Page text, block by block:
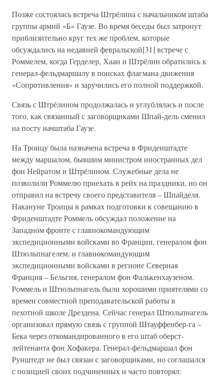
Позже состоялась встреча Штрёлина с начальником штаба
группы армий «Б» Гаузе. Во время беседы был затронут
приблизительно круг тех же проблем, которые
обсуждались на недавней февральской[31] встрече с
Роммелем, когда Герделер, Хаан и Штрёлин обратились к
генерал-фельдмаршалу в поисках флагмана движения
«Сопротивления» и заручились его полной поддержкой.
Связь с Штрёлином продолжалась и углублялась и после
того, как связанный с заговорщиками Шпай-дель сменил
на посту начштаба Гаузе.
На Троицу была назначена встреча в Фриденштадте
между маршалом, бывшим министром иностранных дел
фон Нейратом и Штрёлином. Служебные дела не
позволили Роммелю приехать в рейх на праздники, но он
отправил на встречу своего представителя – Шпайделя.
Накануне Троицы в рамках подготовки к совещанию в
Фриденштадте Роммель обсуждал положение на
Западном фронте с главнокомандующим
экспедиционными войсками во Франции, генералом фон
Штюльпнагелем, и главнокомандующим
экспедиционными войсками в регионе Северная
Франция – Бельгия, генералом фон Фалькенхаузеном.
Роммель и Штюльпнагель были хорошими приятелями со
времен совместной преподавательской работы в
пехотной школе Дрездена. Сейчас генерал Штюльпнагель
организовал прямую связь с группой Штауффенбер-га –
Бека через откомандированного в его штаб оберст-
лейтенанта фон Хофакера. Генерал-фельдмаршал фон
Рунштедт не был связан с заговорщиками, но соглашался
с позицией своих подчиненных и часто повторял: